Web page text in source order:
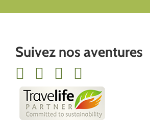
Suivez nos aventures